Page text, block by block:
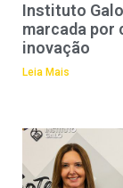
Instituto
marcada por
inovação
Leia Mais